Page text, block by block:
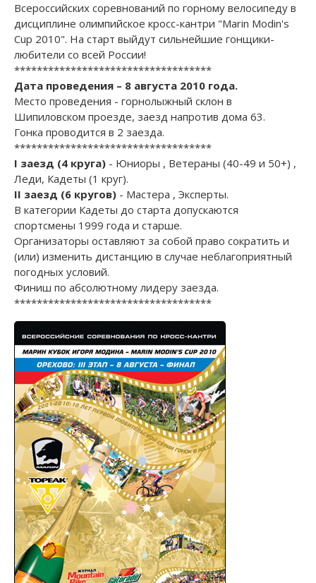
Всероссийских соревнований по горному велосипеду в
дисциплине олимпийское кросс-кантри "Marin Modin's
Cup 2010". На старт выйдут сильнейшие гонщики-
любители со всей России!
***********************************
Дата проведения – 8 августа 2010 года.
Место проведения - горнолыжный склон в
Шипиловском проезде, заезд напротив дома 63.
Гонка проводится в 2 заезда.
***********************************
I заезд (4 круга) - Юниоры , Ветераны (40-49 и 50+) ,
Леди, Кадеты (1 круг).
II заезд (6 кругов) - Мастера , Эксперты.
В категории Кадеты до старта допускаются
спортсмены 1999 года и старше.
Организаторы оставляют за собой право сократить и
(или) изменить дистанцию в случае неблагоприятный
погодных условий.
Финиш по абсолютному лидеру заезда.
***********************************